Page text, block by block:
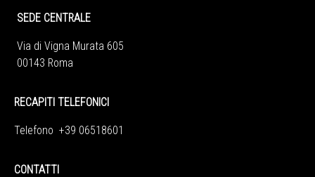
SEDE CENTRALE
Via di Vigna Murata 605
00143 Roma
RECAPITI TELEFONICI
Telefono +39 06518601
CONTATTI